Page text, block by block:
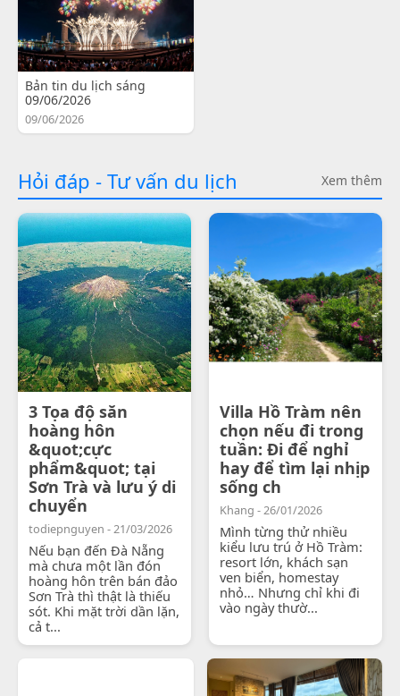
Bản tin du lịch sáng
09/06/2026
09/06/2026
Hỏi đáp - Tư vấn du lịch Xem thêm
3 Tọa độ săn
hoàng hôn
&quot;cực
phẩm&quot; tại
Sơn Trà và lưu ý di
chuyển
todiepnguyen - 21/03/2026
Nếu bạn đến Đà Nẵng
mà chưa một lần đón
hoàng hôn trên bán đảo
Sơn Trà thì thật là thiếu
sót. Khi mặt trời dần lặn,
cả t...
Villa Hồ Tràm nên
chọn nếu đi trong
tuần: Đi để nghỉ
hay để tìm lại nhịp
sống ch
Khang - 26/01/2026
Mình từng thử nhiều
kiểu lưu trú ở Hồ Tràm:
resort lớn, khách sạn
ven biển, homestay
nhỏ… Nhưng chỉ khi đi
vào ngày thườ...